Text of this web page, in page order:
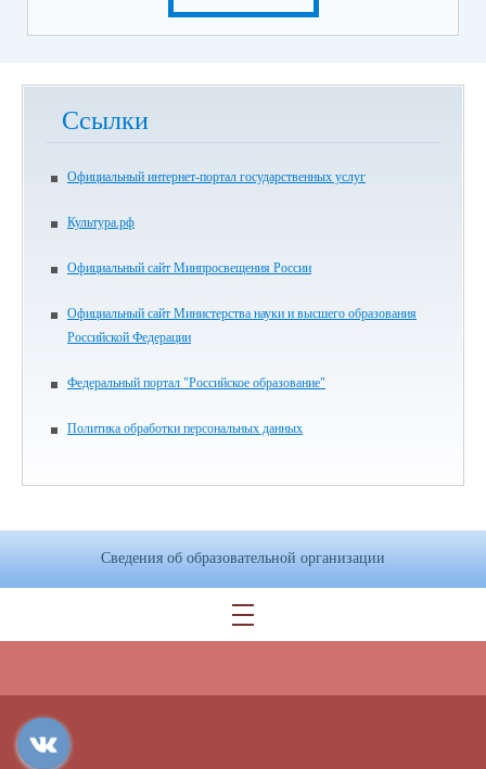
Ссылки
Официальный интернет-портал государственных услуг
Культура.рф
Официальный сайт Минпросвещения России
Официальный сайт Министерства науки и высшего образования
Российской Федерации
Федеральный портал "Российское образование"
Политика обработки персональных данных
Сведения об образовательной организации